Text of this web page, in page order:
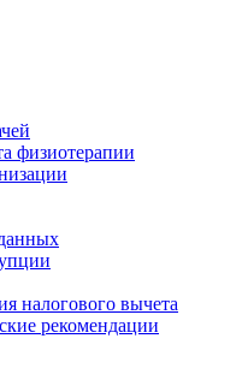
физиотерапии
налогового вычета
рекомендации